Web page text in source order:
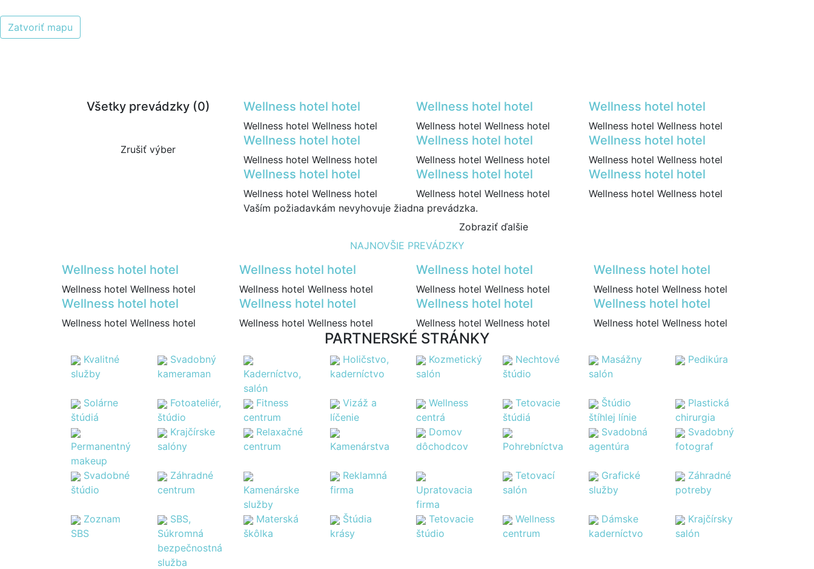
Zatvoriť mapu
Všetky prevádzky (0)
Zrušiť výber
Wellness hotel hotel
Wellness hotel Wellness hotel
Wellness hotel hotel
Wellness hotel Wellness hotel
Wellness hotel hotel
Wellness hotel Wellness hotel
Wellness hotel hotel
Wellness hotel Wellness hotel
Wellness hotel hotel
Wellness hotel Wellness hotel
Wellness hotel hotel
Wellness hotel Wellness hotel
Wellness hotel hotel
Wellness hotel Wellness hotel
Wellness hotel hotel
Wellness hotel Wellness hotel
Wellness hotel hotel
Wellness hotel Wellness hotel
Vaším požiadavkám nevyhovuje žiadna prevádzka.
Zobraziť ďalšie
NAJNOVŠIE PREVÁDZKY
Wellness hotel hotel
Wellness hotel Wellness hotel
Wellness hotel hotel
Wellness hotel Wellness hotel
Wellness hotel hotel
Wellness hotel Wellness hotel
Wellness hotel hotel
Wellness hotel Wellness hotel
Wellness hotel hotel
Wellness hotel Wellness hotel
Wellness hotel hotel
Wellness hotel Wellness hotel
Wellness hotel hotel
Wellness hotel Wellness hotel
Wellness hotel hotel
Wellness hotel Wellness hotel
PARTNERSKÉ STRÁNKY
Kvalitné
služby
Svadobný
kameraman
Kaderníctvo,
salón
Holičstvo,
kaderníctvo
Kozmetický
salón
Nechtové
štúdio
Masážny
salón
Pedikúra
Solárne
štúdiá
Fotoateliér,
štúdio
Fitness
centrum
Vizáž a
líčenie
Wellness
centrá
Tetovacie
štúdiá
Štúdio
štíhlej línie
Plastická
chirurgia
Permanentný
makeup
Krajčírske
salóny
Relaxačné
centrum
Kamenárstva
Domov
dôchodcov
Pohrebníctva
Svadobná
agentúra
Svadobný
fotograf
Svadobné
štúdio
Záhradné
centrum
Kamenárske
služby
Reklamná
firma
Upratovacia
firma
Tetovací
salón
Grafické
služby
Záhradné
potreby
Zoznam
SBS
SBS,
Súkromná
bezpečnostná
služba
Materská
škôlka
Štúdia
krásy
Tetovacie
štúdio
Wellness
centrum
Dámske
kaderníctvo
Krajčírsky
salón